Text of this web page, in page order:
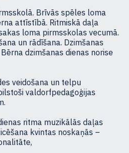
Brīvās spēles loma
attīstībā. Ritmiskā daļa
loma pirmsskolas vecumā.
un rādīšana. Dzimšanas
dzimšanas dienas norise
veidošana un telpu
valdorfpedagoģijas
ritma muzikālās daļas
kvintas noskaņās –